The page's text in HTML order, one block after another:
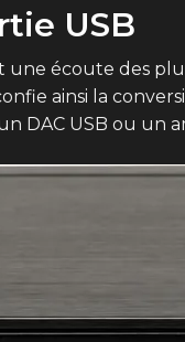
USB
écoute des
ainsi la
DAC USB ou un